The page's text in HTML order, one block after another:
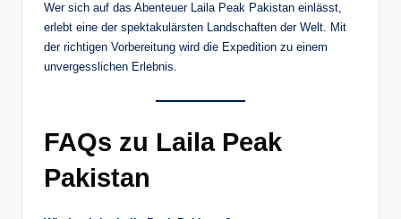
Wer sich auf das Abenteuer Laila Peak Pakistan einlässt,
erlebt eine der spektakulärsten Landschaften der Welt. Mit
der richtigen Vorbereitung wird die Expedition zu einem
unvergesslichen Erlebnis.
FAQs zu Laila Peak
Pakistan